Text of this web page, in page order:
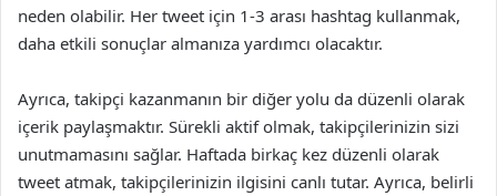
neden olabilir. Her tweet için 1-3 arası hashtag kullanmak,
daha etkili sonuçlar almanıza yardımcı olacaktır.
Ayrıca, takipçi kazanmanın bir diğer yolu da düzenli olarak
içerik paylaşmaktır. Sürekli aktif olmak, takipçilerinizin sizi
unutmamasını sağlar. Haftada birkaç kez düzenli olarak
tweet atmak, takipçilerinizin ilgisini canlı tutar. Ayrıca, belirli